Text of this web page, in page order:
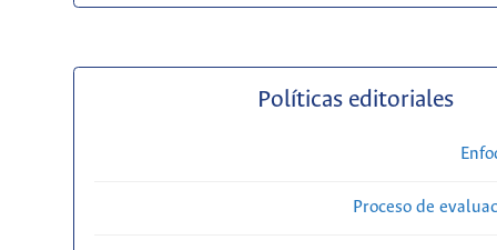
Políticas editoriales
Proceso de